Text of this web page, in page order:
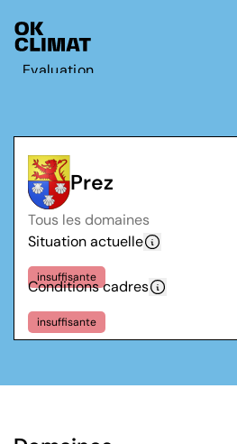
Evaluation
Contact
Français
Deutsch
Prez
Tous les domaines
Situation actuelle
insuffisante
Conditions cadres
insuffisante